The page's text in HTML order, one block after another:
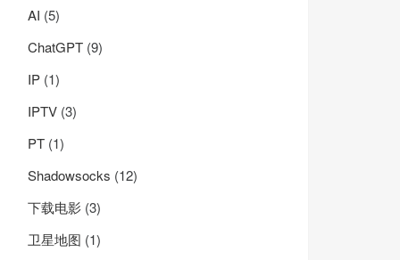
AI (5)
ChatGPT (9)
IP (1)
IPTV (3)
PT (1)
Shadowsocks (12)
下载电影 (3)
卫星地图 (1)